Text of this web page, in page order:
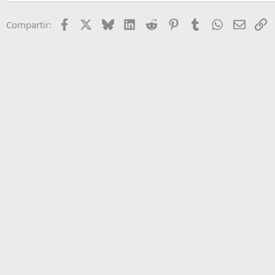
Compartir: Facebook BlueskyLinkedInReddit PinterestTumblrWhatsApp
Email